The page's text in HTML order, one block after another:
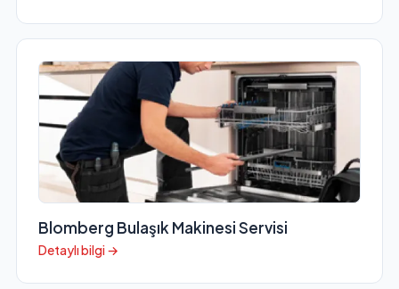
Blomberg Bulaşık Makinesi Servisi
Detaylı bilgi →